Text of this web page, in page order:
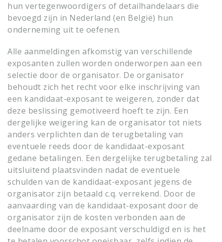
hun vertegenwoordigers of detailhandelaars die
bevoegd zijn in Nederland (en België) hun
onderneming uit te oefenen.
Alle aanmeldingen afkomstig van verschillende
exposanten zullen worden onderworpen aan een
selectie door de organisator. De organisator
behoudt zich het recht voor elke inschrijving van
een kandidaat-exposant te weigeren, zonder dat
deze beslissing gemotiveerd hoeft te zijn. Een
dergelijke weigering kan de organisator tot niets
anders verplichten dan de terugbetaling van
eventuele reeds door de kandidaat-exposant
gedane betalingen. Een dergelijke terugbetaling zal
uitsluitend plaatsvinden nadat de eventuele
schulden van de kandidaat-exposant jegens de
organisator zijn betaald c.q. verrekend. Door de
aanvaarding van de kandidaat-exposant door de
organisator zijn de kosten verbonden aan de
deelname door de exposant verschuldigd en is het